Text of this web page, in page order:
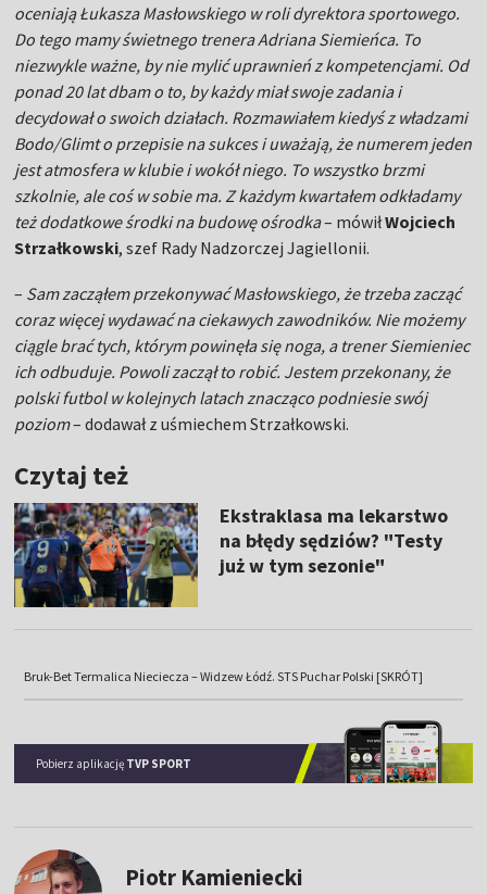
oceniają Łukasza Masłowskiego w roli dyrektora sportowego.
Do tego mamy świetnego trenera Adriana Siemieńca. To
niezwykle ważne, by nie mylić uprawnień z kompetencjami. Od
ponad 20 lat dbam o to, by każdy miał swoje zadania i
decydował o swoich działach. Rozmawiałem kiedyś z władzami
Bodo/Glimt o przepisie na sukces i uważają, że numerem jeden
jest atmosfera w klubie i wokół niego. To wszystko brzmi
szkolnie, ale coś w sobie ma. Z każdym kwartałem odkładamy
też dodatkowe środki na budowę ośrodka– mówiłWojciech
Strzałkowski, szef Rady Nadzorczej Jagiellonii.
– Sam zacząłem przekonywać Masłowskiego, że trzeba zacząć
coraz więcej wydawać na ciekawych zawodników. Nie możemy
ciągle brać tych, którym powinęła się noga, a trener Siemieniec
ich odbuduje. Powoli zaczął to robić. Jestem przekonany, że
polski futbol w kolejnych latach znacząco podniesie swój
poziom– dodawał z uśmiechem Strzałkowski.
Czytaj też
Ekstraklasa ma lekarstwo
na błędy sędziów? "Testy
już w tym sezonie"
Bruk-Bet Termalica Nieciecza – Widzew Łódź. STS Puchar Polski [SKRÓT]
Pobierz aplikację TVP SPORT
Piotr Kamieniecki